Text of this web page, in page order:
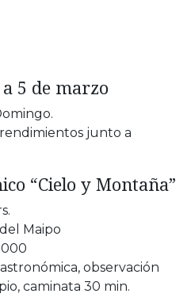
5 de marzo
junto a
“Cielo y Montaña”
Maipo
observación
caminata 30 min.